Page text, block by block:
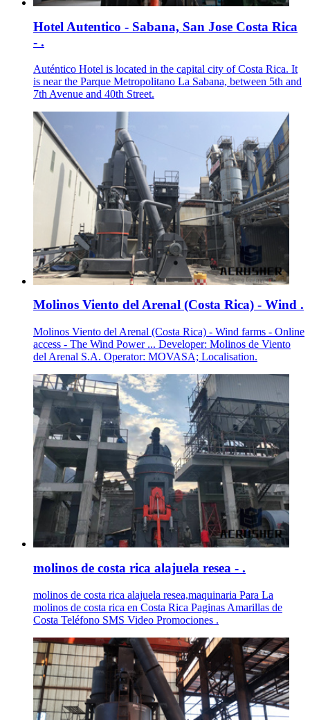
Hotel Autentico - Sabana, San Jose Costa Rica
- .
Auténtico Hotel is located in the capital city of Costa Rica. It
is near the Parque Metropolitano La Sabana, between 5th and
7th Avenue and 40th Street.
Molinos Viento del Arenal (Costa Rica) - Wind .
Molinos Viento del Arenal (Costa Rica) - Wind farms - Online
access - The Wind Power ... Developer: Molinos de Viento
del Arenal S.A. Operator: MOVASA; Localisation.
molinos de costa rica alajuela resea - .
molinos de costa rica alajuela resea,maquinaria Para La
molinos de costa rica en Costa Rica Paginas Amarillas de
Costa Teléfono SMS Video Promociones .